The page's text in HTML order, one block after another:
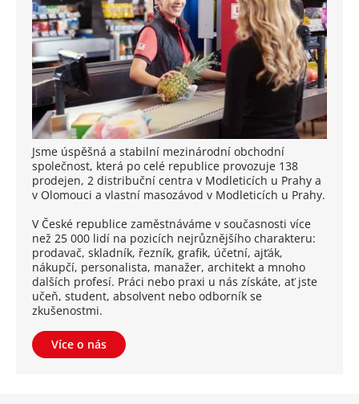
Jsme úspěšná a stabilní mezinárodní obchodní
společnost, která po celé republice provozuje 138
prodejen, 2 distribuční centra v Modleticích u Prahy a
v Olomouci a vlastní masozávod v Modleticích u Prahy.
V České republice zaměstnáváme v současnosti více
než 25 000 lidí na pozicích nejrůznějšího charakteru:
prodavač, skladník, řezník, grafik, účetní, ajťák,
nákupčí, personalista, manažer, architekt a mnoho
dalších profesí. Práci nebo praxi u nás získáte, ať jste
učeň, student, absolvent nebo odborník se
zkušenostmi.
Více o nás